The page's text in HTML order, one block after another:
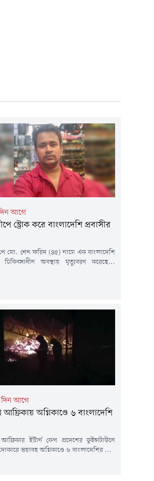
আগে
স্ট্রোক করে বাংলাদেশি প্রবাসীর
মো. শেখ ফরিদ (৪৫) নামে এক বাংলাদেশি
চিকিৎসাধীন অবস্থায় মৃত্যুবরণ করেছেন।
ইউনিয়নের বাসিন্দা এবং নশা মিয়ার ছেলে।
আত্মীয় ও প্রবাসী মো. বাপ্পি জানান,...
দিন আগে
আফ্রিকায় অগ্নিকাণ্ডে ৬ বাংলাদেশি
ইস্টার্ন কেপ প্রদেশের কুইন্সটাউনে
ভয়াবহ অগ্নিকাণ্ডে ৬ বাংলাদেশির মৃত্যু